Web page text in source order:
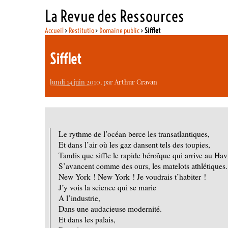
La Revue des Ressources
Accueil> Restitutio> Domaine public>Sifflet
Sifflet
lundi 14 juin 2010, parArthur Cravan
Le rythme de l’océan berce les transatlantiques,
Et dans l’air où les gaz dansent tels des toupies,
Tandis que siffle le rapide héroïque qui arrive au
S’avancent comme des ours, les matelots athlétiques.
New York ! New York ! Je voudrais t’habiter !
J’y vois la science qui se marie
A l’industrie,
Dans une audacieuse modernité.
Et dans les palais,